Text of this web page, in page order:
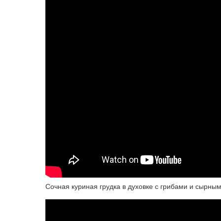
Сочная куриная грудка в духовке с грибами и